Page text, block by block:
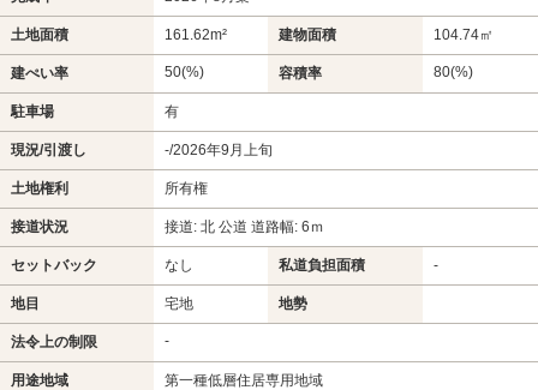
土地面積 161.62m² 建物面積 104.74㎡
建ぺい率 50(%) 容積率 80(%)
駐車場 有
現況/引渡し -/2026年9月上旬
土地権利 所有権
接道状況 接道: 北 公道 道路幅: 6ｍ
セットバック なし 私道負担面積 -
地目 宅地 地勢
法令上の制限 -
用途地域 第一種低層住居専用地域